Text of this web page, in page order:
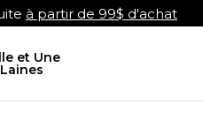
à partir de 99$ d'achat